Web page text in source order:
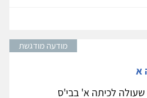
מודעה מודגשת
א
לכיתה א' בבי'ס